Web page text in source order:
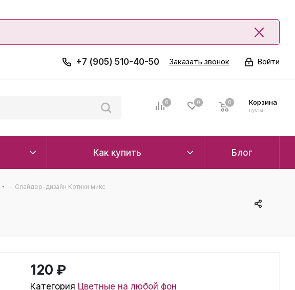
Войти
+7 (905) 510-40-50 Заказать звонок
0 0 Корзина
0
пуста
0
Как купить Блог
- Слайдер-дизайн Котики микс
120 ₽
Категория Цветные на любой фон